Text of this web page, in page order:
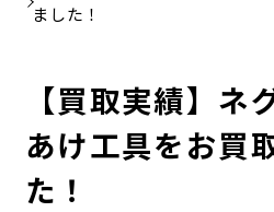
ました！
【買取実績】ネ
あけ工具をお買
た！